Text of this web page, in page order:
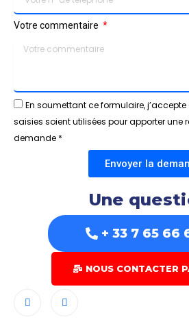
Votre commentaire
En soumettant ce formulaire,
saisies soient utilisées pour apporter une
demande *
Envoyer la
Une
+ 33 7 65 66
NOUS CONTACTER